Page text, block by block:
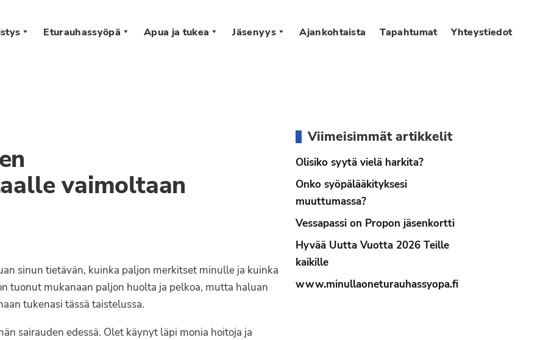
Eturauhassyöpä Apua ja tukea Jäsenyys Ajankohtaista Tapahtumat Yhteystiedot
vaimoltaan
sinun tietävän, kuinka paljon merkitset minulle ja kuinka
tuonut mukanaan paljon huolta ja pelkoa, mutta haluan
tukenasi tässä taistelussa.
sairauden edessä. Olet käynyt läpi monia hoitoja ja
sivupalkki
Viimeisimmät artikkelit
Olisiko syytä vielä harkita?
Onko syöpälääkityksesi
muuttumassa?
Vessapassi on Propon jäsenkortti
Hyvää Uutta Vuotta 2026 Teille
kaikille
www.minullaoneturauhassyopa.fi